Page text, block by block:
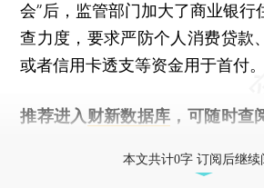
会”后，监管部门加大了商业银行
查力度，要求严防个人消费贷款
或者信用卡透支等资金用于首付。
推荐进入 财新数据库 ，可随时查
本文共计0字 订阅后继续